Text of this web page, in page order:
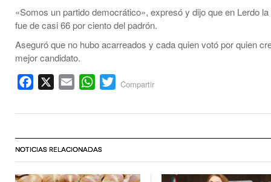
«Somos un partido democrático», expresó y dijo que en Lerdo
fue de casi 66 por ciento del padrón.
Aseguró que no hubo acarreados y cada quien votó por quien
mejor candidato.
Facebook Email WhatsApp
Twitter
Compartir
NOTICIAS RELACIONADAS